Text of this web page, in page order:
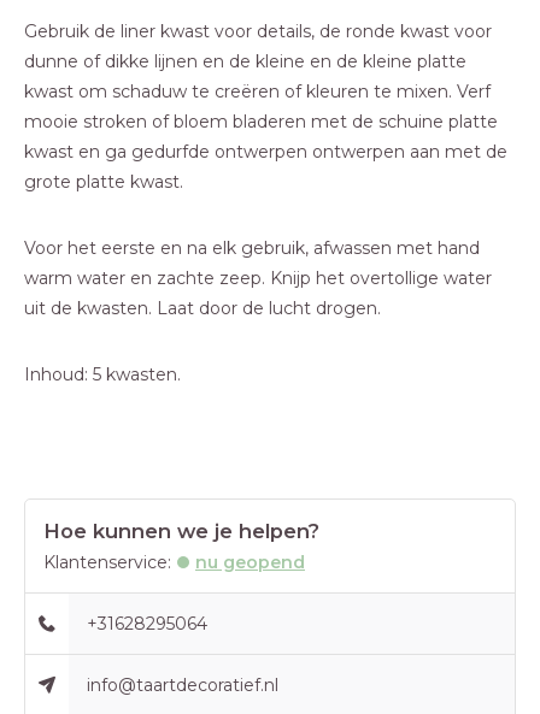
Gebruik de liner kwast voor details, de ronde kwast voor
dunne of dikke lijnen en de kleine en de kleine platte
kwast om schaduw te creëren of kleuren te mixen. Verf
mooie stroken of bloem bladeren met de schuine platte
kwast en ga gedurfde ontwerpen ontwerpen aan met de
grote platte kwast.
Voor het eerste en na elk gebruik, afwassen met hand
warm water en zachte zeep. Knijp het overtollige water
uit de kwasten. Laat door de lucht drogen.
Inhoud: 5 kwasten.
Hoe kunnen we je helpen?
Klantenservice: nu geopend
+31628295064
info@taartdecoratief.nl